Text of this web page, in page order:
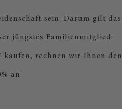
sein. Darum gilt das
jüngstes Familienmitglied:
kaufen, rechnen wir Ihnen den
an.